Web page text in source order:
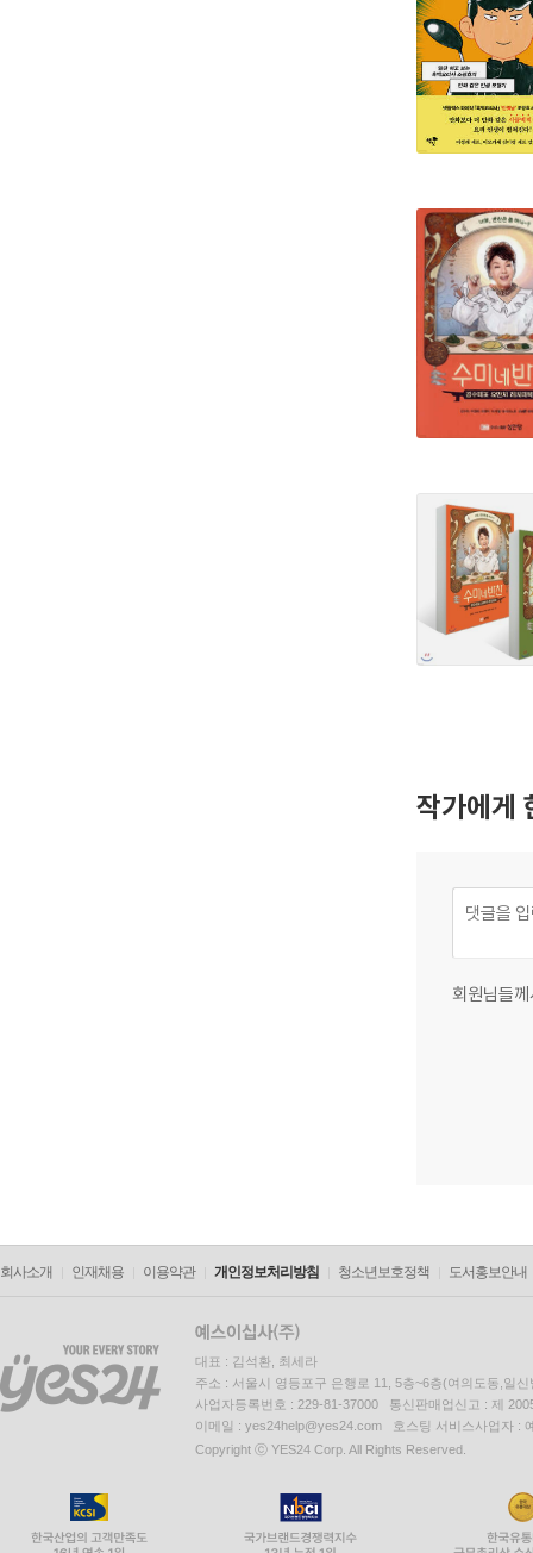
작가에게
회원님들
회사소개 인재채용 이용약관 개인정보처리방침 청소년보호정책 도서홍보안내
대표 : 김석환, 최세라
주소 : 서울시 영등포구 은행로 11, 5층~6층(여의도동,일신
사업자등록번호 : 229-81-37000 통신판매업신고 : 제
이메일 : yes24help@yes24.com 호스팅 서비스사업자 :
Copyright ⓒ YES24 Corp. All Rights Reserved.